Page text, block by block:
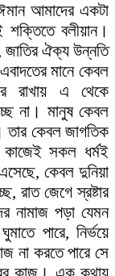
আমাদের একটা
বলীয়ান।
জাতির ঐক্য উন্নতি
মানে কেবল
রাখায় এ থেকে
না। মানুষ কেবল
তার কেবল জাগতিক
সকল ধর্মই
কেবল দুনিয়া
রাত জেগে স্রষ্টার
নামাজ পড়া যেমন
পারে, নির্ভয়ে
না করতে পারে সে